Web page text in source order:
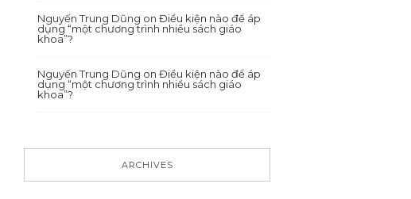
Nguyến Trung Dũng onĐiều kiện nào để áp
dụng “một chương trình nhiều sách giáo
khoa”?
Nguyến Trung Dũng onĐiều kiện nào để áp
dụng “một chương trình nhiều sách giáo
khoa”?
ARCHIVES